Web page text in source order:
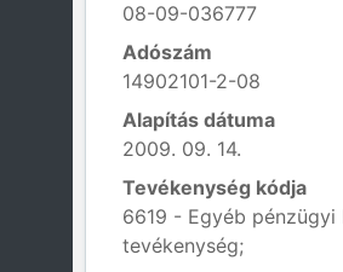
08-09-036777
Adószám
14902101-2-08
Alapítás dátuma
2009. 09. 14.
Tevékenység kódja
6619 - Egyéb pénzügyi
tevékenység;
Leaflet